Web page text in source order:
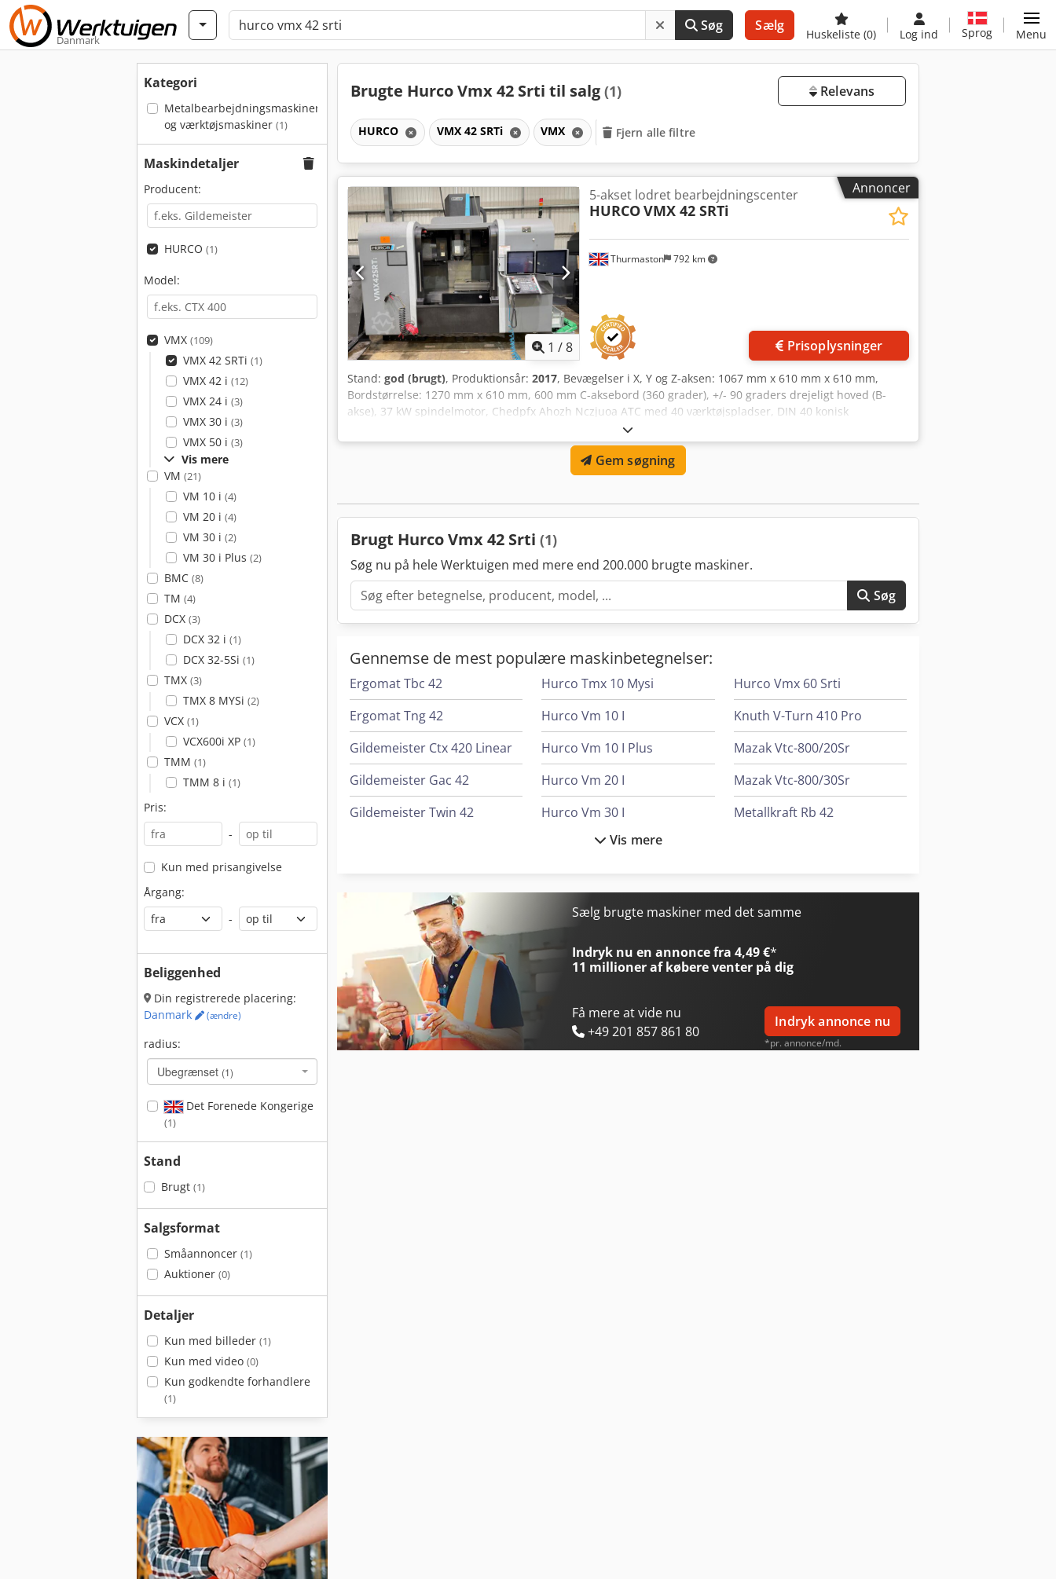
Danmark
Søg Sælg
Huskeliste (0) Log ind Sprog Menu
Kategori
Metalbearbejdningsmaskiner
og værktøjsmaskiner (1)
Maskindetaljer
Producent:
HURCO (1)
Model:
VMX (109)
VMX 42 SRTi (1)
VMX 42 i (12)
VMX 24 i (3)
VMX 30 i (3)
VMX 50 i (3)
Vis mere
VM (21)
VM 10 i (4)
VM 20 i (4)
VM 30 i (2)
VM 30 i Plus (2)
BMC (8)
TM (4)
DCX (3)
DCX 32 i (1)
DCX 32-5Si (1)
TMX (3)
TMX 8 MYSi (2)
VCX (1)
VCX600i XP (1)
TMM (1)
TMM 8 i (1)
Pris:
-
Kun med prisangivelse
Årgang:
-
Beliggenhed
Din registrerede placering:
Danmark
(ændre)
radius:
Ubegrænset (1)
Det Forenede Kongerige
(1)
Stand
Brugt (1)
Salgsformat
Småannoncer (1)
Auktioner (0)
Detaljer
Kun med billeder (1)
Kun med video (0)
Kun godkendte forhandlere
(1)
Brugte Hurco Vmx 42 Srti til salg (1) Relevans
HURCO VMX 42 SRTi VMX Fjern alle filtre
Annoncer
1 /8
Thurmaston 792 km
5-akset lodret bearbejdningscenter
HURCOVMX 42 SRTi
Prisoplysninger
Stand: god (brugt), Produktionsår: 2017, Bevægelser i X, Y og Z-aksen: 1067 mm x 610 mm x 610 mm,
Bordstørrelse: 1270 mm x 610 mm, 600 mm C-aksebord (360 grader), +/- 90 graders drejeligt hoved (B-
akse), 37 kW spindelmotor, Chedpfx Ahozh Nczjuoa ATC med 40 værktøjspladser, DIN 40 konisk
spindeltap, 12.000 omdrejninger/minut spindel, Hurco Winmax 5-styring, kølevæske gennem spindlen,
spånetransportør, spindel-sond.
Gem søgning
Brugt Hurco Vmx 42 Srti (1)
Søg nu på hele Werktuigen med mere end 200.000 brugte maskiner.
Søg
Gennemse de mest populære maskinbetegnelser:
Ergomat Tbc 42
Ergomat Tng 42
Gildemeister Ctx 420 Linear
Gildemeister Gac 42
Gildemeister Twin 42
Hurco Tm 8 I
Hurco Tmm 8 I
Hurco Tmx 10 Mysi
Hurco Vm 10 I
Hurco Vm 10 I Plus
Hurco Vm 20 I
Hurco Vm 30 I
Hurco Vmx 24 I
Hurco Vmx 30 Ui
Hurco Vmx 60 Srti
Knuth V-Turn 410 Pro
Mazak Vtc-800/20Sr
Mazak Vtc-800/30Sr
Metallkraft Rb 42
Vis mere
Sælg brugte maskiner med det samme
Indryk nu en annonce fra 4,49 €*
11 millioner af købereventer på dig
Få mere at vide nu
+49 201 857 861 80
Indryk annonce nu
*pr. annonce/md.